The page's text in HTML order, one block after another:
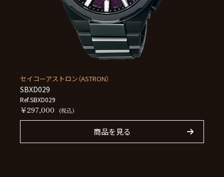
セイコーアストロン（ASTRON）
SBXD029
Ref.SBXD029
￥297,000 (税込)
商品を見る